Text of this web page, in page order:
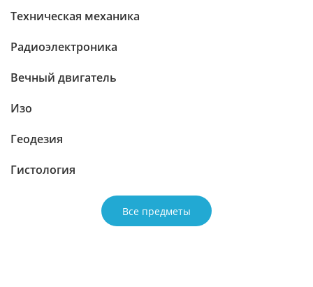
Техническая механика
Радиоэлектроника
Вечный двигатель
Изо
Геодезия
Гистология
Все предметы